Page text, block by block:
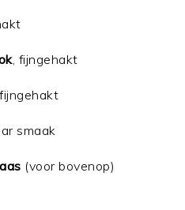
, fijngehakt
smaak
(voor bovenop)